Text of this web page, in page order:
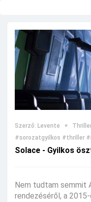
Szerző: Levente
#sorozatgyilkos #thriller
Solace - Gyilkos
Nem tudtam semmit
rendezéséről, a